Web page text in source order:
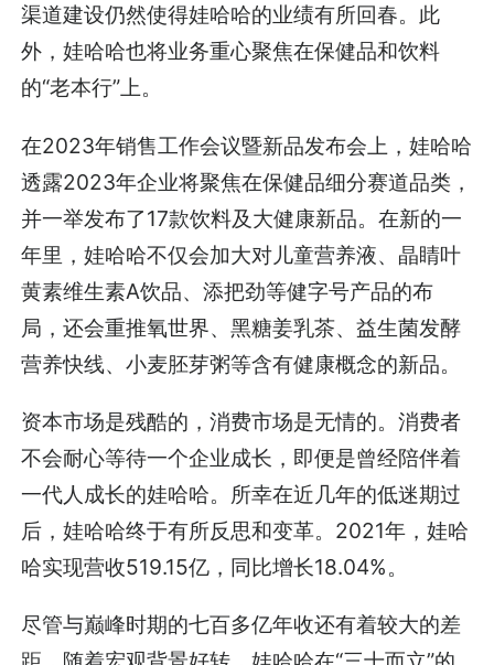
渠道建设仍然使得娃哈哈的业绩有所回春。此
外，娃哈哈也将业务重心聚焦在保健品和饮料
的“老本行”上。
在2023年销售工作会议暨新品发布会上，娃哈哈
透露2023年企业将聚焦在保健品细分赛道品类，
并一举发布了17款饮料及大健康新品。在新的一
年里，娃哈哈不仅会加大对儿童营养液、晶睛叶
黄素维生素A饮品、添把劲等健字号产品的布
局，还会重推氧世界、黑糖姜乳茶、益生菌发酵
营养快线、小麦胚芽粥等含有健康概念的新品。
资本市场是残酷的，消费市场是无情的。消费者
不会耐心等待一个企业成长，即便是曾经陪伴着
一代人成长的娃哈哈。所幸在近几年的低迷期过
后，娃哈哈终于有所反思和变革。2021年，娃哈
哈实现营收519.15亿，同比增长18.04%。
尽管与巅峰时期的七百多亿年收还有着较大的差